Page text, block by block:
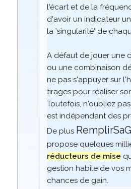
l'écart et de la
d'avoir un indicateur
la 'singularité' de
A défaut de jouer une
ou une combinaison
ne pas s'appuyer sur
tirages pour réaliser
Toutefois, n'oubliez
est indépendant des
De plus
propose quelques
réducteurs de mise
gestion habile de vos
chances de gain.